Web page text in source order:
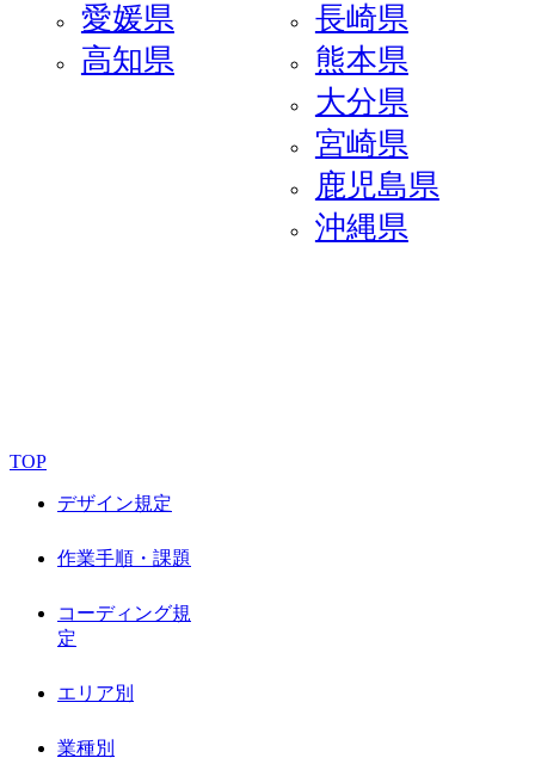
愛媛県
高知県
長崎県
熊本県
大分県
宮崎県
鹿児島県
沖縄県
TOP
デザイン規定
作業手順・課題
コーディング規
定
エリア別
業種別